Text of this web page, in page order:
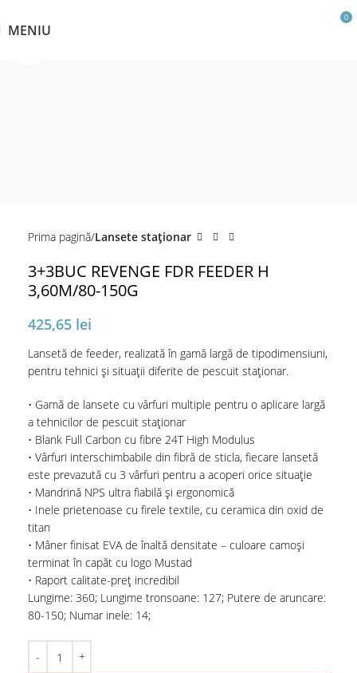
MENIU
0
Prima pagină Lansete staţionar
3+3BUC REVENGE FDR FEEDER H
3,60M/80-150G
425,65 lei
Lansetă de feeder, realizată în gamă largă de tipodimensiuni,
pentru tehnici și situații diferite de pescuit staționar.
• Gamă de lansete cu vârfuri multiple pentru o aplicare largă
a tehnicilor de pescuit staționar
• Blank Full Carbon cu fibre 24T High Modulus
• Vârfuri interschimbabile din fibră de sticla, fiecare lansetă
este prevazută cu 3 vârfuri pentru a acoperi orice situație
• Mandrină NPS ultra fiabilă și ergonomică
• Inele prietenoase cu firele textile, cu ceramica din oxid de
titan
• Mâner finisat EVA de înaltă densitate – culoare camoși
terminat în capăt cu logo Mustad
• Raport calitate-preț incredibil
Lungime: 360; Lungime tronsoane: 127; Putere de aruncare:
80-150; Numar inele: 14;